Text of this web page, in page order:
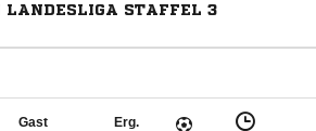
LANDESLIGA STAFFEL 3
Gast Erg.